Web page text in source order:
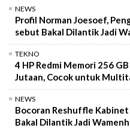
NEWS
Profil Norman Joesoef,
sebut Bakal Dilantik Jadi
TEKNO
4 HP Redmi Memori 256
Jutaan, Cocok untuk
NEWS
Bocoran Reshuffle
Bakal Dilantik Jadi